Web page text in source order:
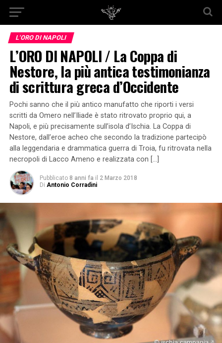
L'ORO DI NAPOLI
L’ORO DI NAPOLI / La Coppa di
Nestore, la più antica testimonianza
di scrittura greca d’Occidente
Pochi sanno che il più antico manufatto che riporti i versi
scritti da Omero nell’Iliade è stato ritrovato proprio qui, a
Napoli, e più precisamente sull’isola d’Ischia. La Coppa di
Nestore, dall’eroe acheo che secondo la tradizione partecipò
alla leggendaria e drammatica guerra di Troia, fu ritrovata nella
necropoli di Lacco Ameno e realizzata con […]
Pubblicato 8 anni fa il 2 Marzo 2018
Di Antonio Corradini